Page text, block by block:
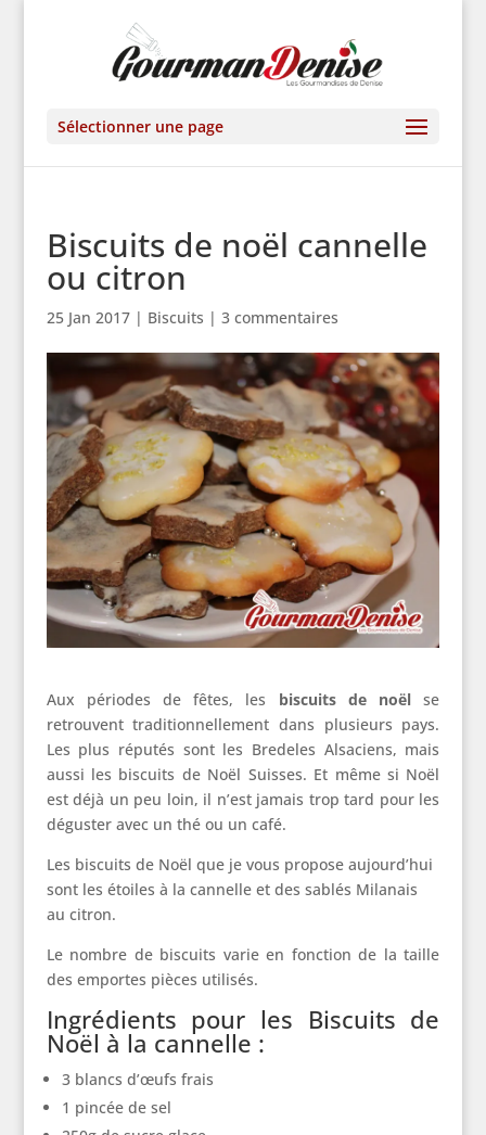
Sélectionner une page
Biscuits de noël cannelle
ou citron
25 Jan 2017| Biscuits | 3 commentaires
Aux périodes de fêtes, les biscuits de noël se
retrouvent traditionnellement dans plusieurs pays.
Les plus réputés sont les Bredeles Alsaciens, mais
aussi les biscuits de Noël Suisses. Et même si Noël
est déjà un peu loin, il n’est jamais trop tard pour les
déguster avec un thé ou un café.
Les biscuits de Noël que je vous propose aujourd’hui
sont les étoiles à la cannelle et des sablés Milanais
au citron.
Le nombre de biscuits varie en fonction de la taille
des emportes pièces utilisés.
Ingrédients pour les Biscuits de
Noël à la cannelle :
3 blancs d’œufs frais
1 pincée de sel